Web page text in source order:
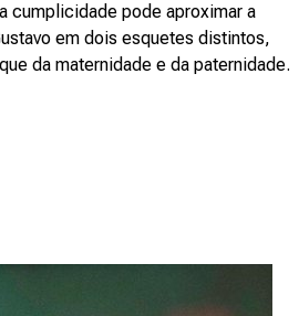
cumplicidade pode aproximar a
em dois esquetes distintos,
da maternidade e da paternidade.